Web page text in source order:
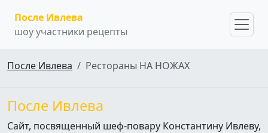
После Ивлева
шоу участники рецепты
После Ивлева Рестораны НА НОЖАХ
После Ивлева
Сайт, посвященный шеф-повару Константину Ивлеву,